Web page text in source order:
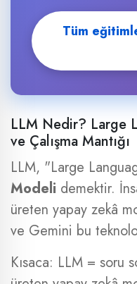
Tüm
LLM Nedir? Large
ve Çalışma Mantığı
LLM, "Large
Modeli demektir.
üreten yapay zekâ
ve Gemini bu
Kısaca: LLM = soru